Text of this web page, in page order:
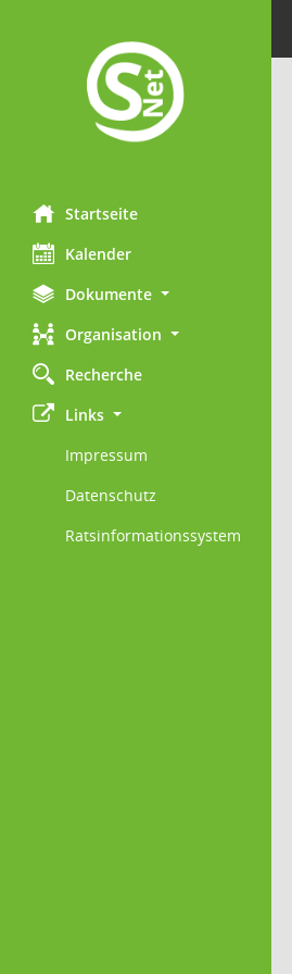
Startseite
Kalender
Dokumente
Organisation
Recherche
Links
Impressum
Datenschutz
Ratsinformationssystem